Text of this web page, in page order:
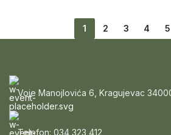
1 2 3 4 5
Voje Manojlovića 6, Kragujevac
Telefon: 034 323 412